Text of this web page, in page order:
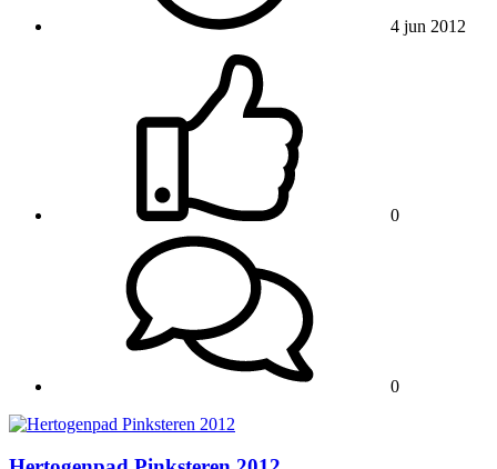
4 jun 2012
0
0